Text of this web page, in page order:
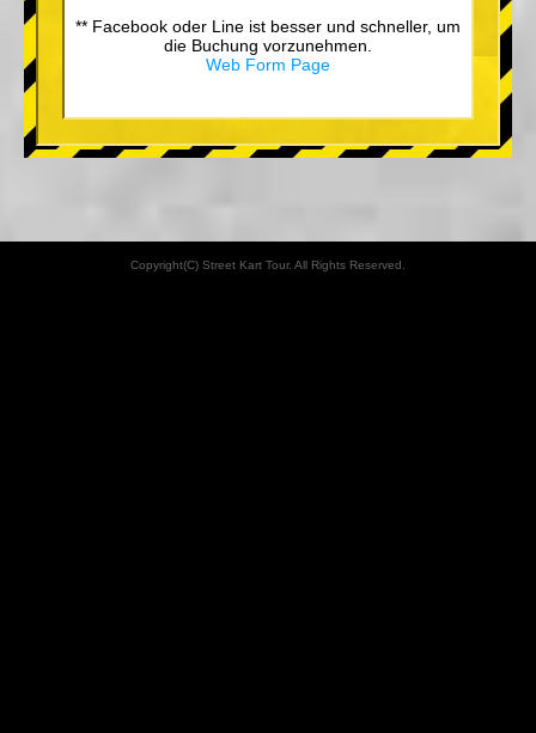
** Facebook oder Line ist besser und schneller, um
die Buchung vorzunehmen.
Web Form Page
Copyright(C) Street Kart Tour. All Rights Reserved.